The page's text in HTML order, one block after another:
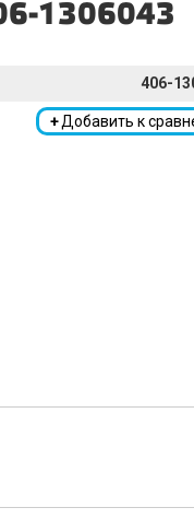
1306043
406-
+Добавить к